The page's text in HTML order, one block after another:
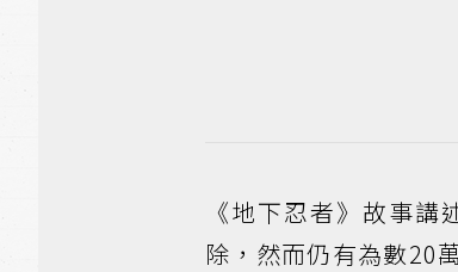
《地下忍者》故事
除，然而仍有為數20